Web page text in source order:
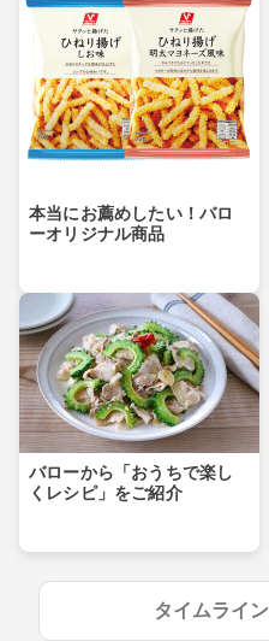
本当にお薦めしたい！バロ
ーオリジナル商品
バローから「おうちで楽し
くレシピ」をご紹介
タイムライ